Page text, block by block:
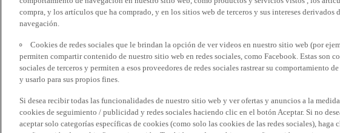
compra, y los artículos que ha comprado, y en los sitios web de terceros y sus intereses derivados
navegación.
Cookies de redes sociales que le brindan la opción de ver videos en nuestro sitio web (por
permiten compartir contenido de nuestro sitio web en redes sociales, como Facebook. Estas son
sociales de terceros y permiten a esos proveedores de redes sociales rastrear su comportamiento
y usarlo para sus propios fines.
Si desea recibir todas las funcionalidades de nuestro sitio web y ver ofertas y anuncios a la medida
cookies de seguimiento / publicidad y redes sociales haciendo clic en el botón Aceptar. Si no
aceptar solo categorías específicas de cookies (como solo las cookies de las redes sociales), haga